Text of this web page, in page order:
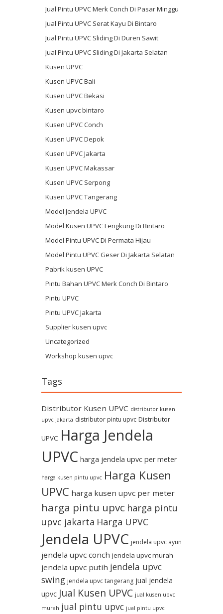
Jual Pintu UPVC Merk Conch Di Pasar Minggu
Jual Pintu UPVC Serat Kayu Di Bintaro
Jual Pintu UPVC Sliding Di Duren Sawit
Jual Pintu UPVC Sliding Di Jakarta Selatan
Kusen UPVC
Kusen UPVC Bali
Kusen UPVC Bekasi
Kusen upvc bintaro
Kusen UPVC Conch
Kusen UPVC Depok
Kusen UPVC Jakarta
Kusen UPVC Makassar
Kusen UPVC Serpong
Kusen UPVC Tangerang
Model Jendela UPVC
Model Kusen UPVC Lengkung Di Bintaro
Model Pintu UPVC Di Permata Hijau
Model Pintu UPVC Geser Di Jakarta Selatan
Pabrik kusen UPVC
Pintu Bahan UPVC Merk Conch Di Bintaro
Pintu UPVC
Pintu UPVC Jakarta
Supplier kusen upvc
Uncategorized
Workshop kusen upvc
Tags
Distributor Kusen UPVC distributor kusen
upvc jakarta distributor pintu upvc Distributor
UPVC Harga Jendela
UPVC harga jendela upvc per meter
harga kusen pintu upvc Harga Kusen
UPVC harga kusen upvc per meter
harga pintu upvc harga pintu
upvc jakarta Harga UPVC
Jendela UPVC jendela upvc ayun
jendela upvc conch jendela upvc murah
jendela upvc putih jendela upvc
swing jendela upvc tangerang jual jendela
upvc Jual Kusen UPVC jual kusen upvc
murah jual pintu upvc jual pintu upvc